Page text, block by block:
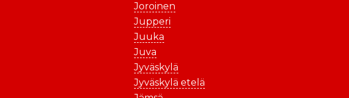
Joroinen
Jupperi
Juuka
Juva
Jyväskylä
Jyväskylä etelä